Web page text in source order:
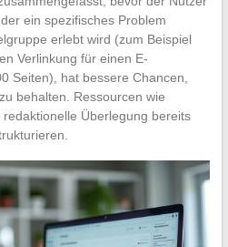
ein spezifisches Problem
erlebt wird (zum Beispiel
Verlinkung für einen E-
Seiten), hat bessere Chancen,
behalten. Ressourcen wie
Überlegung bereits